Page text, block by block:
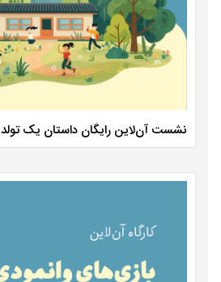
نشست آن‌لاین رایگان داستان یک تولد